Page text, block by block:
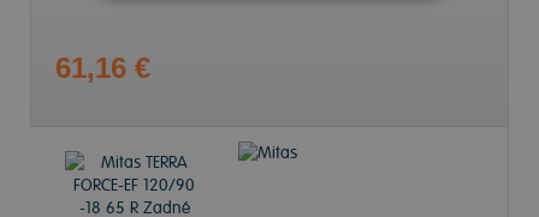
61,16 €